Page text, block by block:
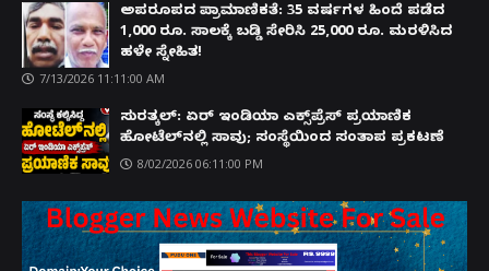
ಅಪರೂಪದ ಪ್ರಾಮಾಣಿಕತೆ: 35 ವರ್ಷಗಳ ಹಿಂದೆ ಪಡೆದ
1,000 ರೂ. ಸಾಲಕ್ಕೆ ಬಡ್ಡಿ ಸೇರಿಸಿ 25,000 ರೂ. ಮರಳಿಸಿದ
ಹಳೇ ಸ್ನೇಹಿತ!
7/13/2026 11:11:00 AM
ಸುರತ್ಕಲ್: ಏರ್ ಇಂಡಿಯಾ ಎಕ್ಸ್‌ಪ್ರೆಸ್ ಪ್ರಯಾಣಿಕ
ಹೋಟೆಲ್‌ನಲ್ಲಿ ಸಾವು; ಸಂಸ್ಥೆಯಿಂದ ಸಂತಾಪ ಪ್ರಕಟಣೆ
8/02/2026 06:11:00 PM